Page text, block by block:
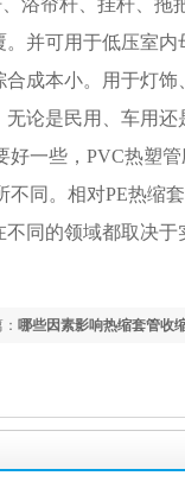
浴帘杆、挂杆、拖
并可用于低压室内
成本小。用于灯饰
论是民用、车用还
一些，PVC热塑
同。相对PE热缩
同的领域都取决于
哪些因素影响热缩套管收